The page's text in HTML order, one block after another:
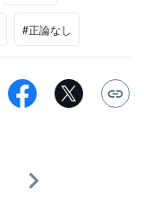
#正論なし